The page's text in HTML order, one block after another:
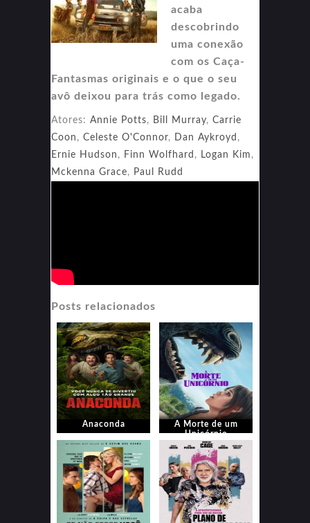
acaba
descobrindo
uma conexão
com os Caça-
Fantasmas originais e o que o seu
avô deixou para trás como legado.
Atores: Annie Potts, Bill Murray, Carrie
Coon , Celeste O'Connor, Dan Aykroyd ,
Ernie Hudson , Finn Wolfhard , Logan Kim ,
Mckenna Grace, Paul Rudd
Posts relacionados
Anaconda
A Morte de um
Unicórnio